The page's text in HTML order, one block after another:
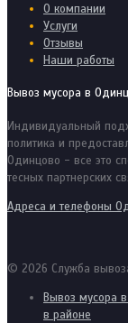
О компании
Услуги
Отзывы
Наши работы
Вывоз мусора в
Индивидуальный
политика и
Одинцово - все это
тесных партнерских
Адреса и телефоны
© 2026 Служба
Вывоз мусора
в районе